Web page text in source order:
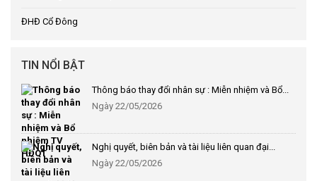
ĐHĐ Cổ Đông
TIN NỔI BẬT
Thông báo thay đổi nhân sự : Miễn nhiệm và Bổ...
Ngày 22/05/2026
Nghị quyết, biên bản và tài liệu liên quan đại...
Ngày 22/05/2026